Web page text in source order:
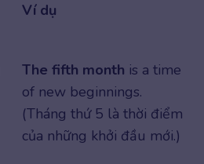
Ví dụ
The fifth month is a time
of new beginnings.
(Tháng thứ 5 là thời điểm
của những khởi đầu mới.)